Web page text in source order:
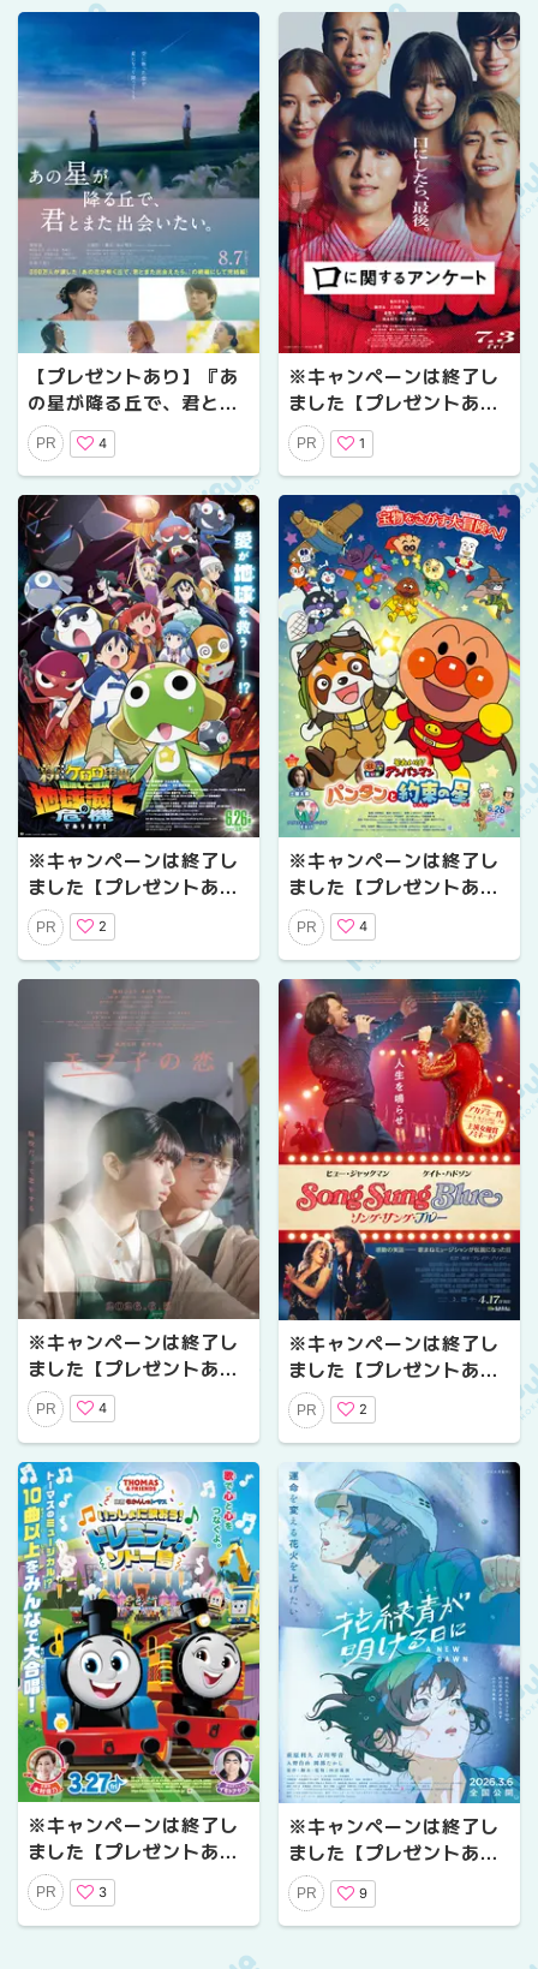
【プレゼントあり】『あ
の星が降る丘で、君とま
た出会いたい。』公開記
念プレゼントキャンペー
ン〜『あの花が咲く丘
で、君とまた出会えた
ら。』の続編にして完結
編
PR 4
※キャンペーンは終了し
ました【プレゼントあ
り】『口に関するアンケ
ート』公開記念プレゼン
トキャンペーン〜口にま
つわるゾワっとミステリ
ー。
PR 1
※キャンペーンは終了し
ました【プレゼントあ
り】『新劇場版☆ケロロ
軍曹 復活して速攻地球滅
亡の危機であります！』
公開記念プレゼントキャ
ンペーン〜劇場版最新
作！新たな『ケロロ軍
曹』が帰ってくる！！
PR 2
※キャンペーンは終了し
ました【プレゼントあ
り】大切な約束と友情の
物語 映画『それいけ！
アンパンマン パンタン
と約束の星』公開記念プ
レゼントキャンペーン
PR 4
※キャンペーンは終了し
ました【プレゼントあ
り】「脇役だって、恋を
する」映画『モブ子の
恋』公開記念プレゼント
キャンペーン
PR 4
※キャンペーンは終了し
ました【プレゼントあ
り】『ソング・サング・
ブルー』公開記念プレゼ
ントキャンペーン〜愛と
夢、そして互いを信じ続
けた――ある夫婦の感動
の実話
PR 2
※キャンペーンは終了し
ました【プレゼントあ
り】最新作は、トーマス
のミュージカル!？『映画
きかんしゃトーマス いっ
PR 3
※キャンペーンは終了し
ました【プレゼントあ
り】忘れられないラスト
10分。幻の花火が照らし
出す、ふたりの未来。映
PR 9